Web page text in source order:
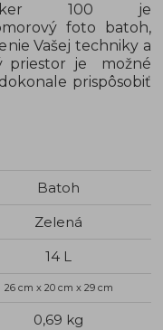
100 je
foto batoh,
Vašej techniky a
priestor je možné
prispôsobiť
Batoh
Zelená
14 L
26 cm x 20 cm x 29 cm
0,69 kg